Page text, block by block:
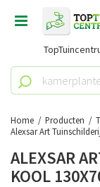
Home Producten
Alexsar Art
ALEXSAR
KOOL